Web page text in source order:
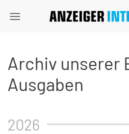
Archiv unserer
Ausgaben
2026